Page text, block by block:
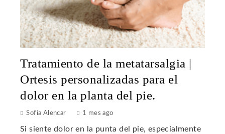
Tratamiento de la metatarsalgia |
Ortesis personalizadas para el
dolor en la planta del pie.
Sofía Alencar 1 mes ago
Si siente dolor en la punta del pie, especialmente